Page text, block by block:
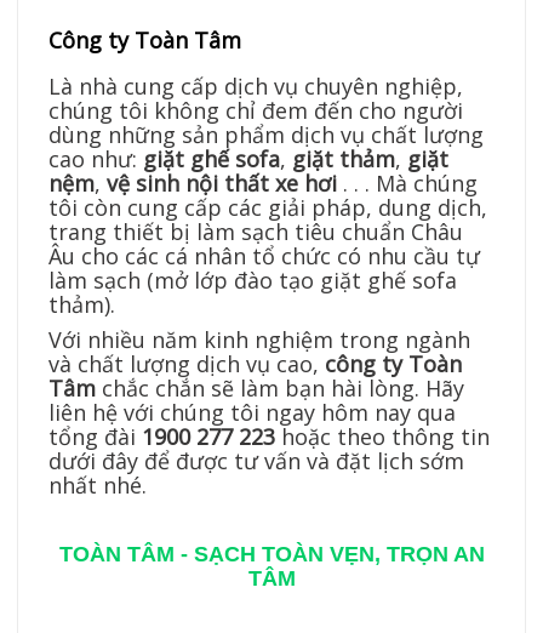
Công ty Toàn Tâm
Là nhà cung cấp dịch vụ chuyên nghiệp,
chúng tôi không chỉ đem đến cho người
dùng những sản phẩm dịch vụ chất lượng
cao như: giặt ghế sofa, giặt thảm, giặt
nệm, vệ sinh nội thất xe hơi . . . Mà chúng
tôi còn cung cấp các giải pháp, dung dịch,
trang thiết bị làm sạch tiêu chuẩn Châu
Âu cho các cá nhân tổ chức có nhu cầu tự
làm sạch (mở lớp đào tạo giặt ghế sofa
thảm).
Với nhiều năm kinh nghiệm trong ngành
và chất lượng dịch vụ cao, công ty Toàn
Tâm chắc chắn sẽ làm bạn hài lòng. Hãy
liên hệ với chúng tôi ngay hôm nay qua
tổng đài 1900 277 223 hoặc theo thông tin
dưới đây để được tư vấn và đặt lịch sớm
nhất nhé.
TOÀN TÂM - SẠCH TOÀN VẸN, TRỌN AN
TÂM